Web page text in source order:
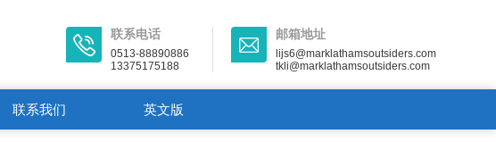
联系电话
0513-88890886
13375175188
邮箱地址
lijs6@marklathamsoutsiders.com
tkli@marklathamsoutsiders.com
联系我们 英文版